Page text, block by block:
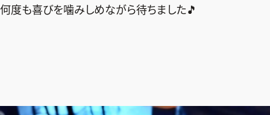
何度も喜びを噛みしめながら待ちました🎵